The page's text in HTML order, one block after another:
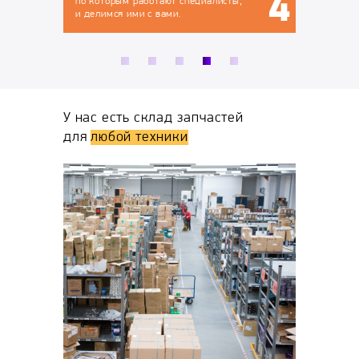
У нас есть склад запчастей
длялюбой техники